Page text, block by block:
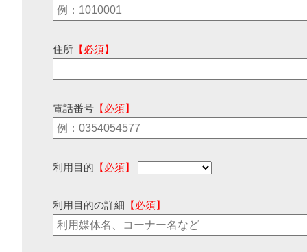
住所 【必須】
電話番号 【必須】
利用目的 【必須】
利用目的の詳細 【必須】